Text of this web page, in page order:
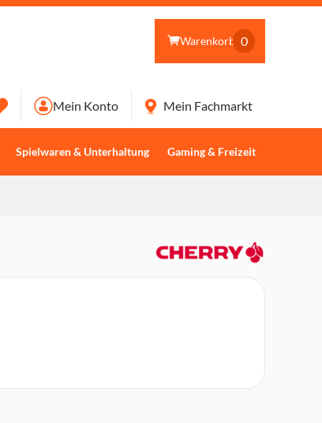
Warenkorb 0
Spielwaren & Unterhaltung Gaming & Freizeit
Mein Konto Mein Fachmarkt